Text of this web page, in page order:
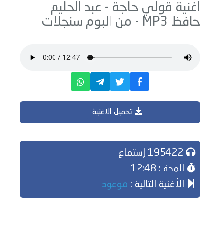
اغنية قولي حاجة - عبد الحليم
حافظ
سنجلات
تحميل الاغنية
المدة : 12:48
الأغنية التالية : موعود